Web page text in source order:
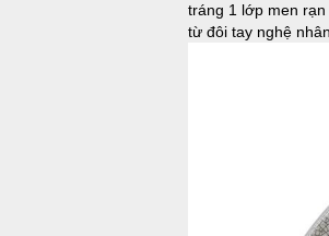
tráng 1 lớp men
từ đôi tay nghệ